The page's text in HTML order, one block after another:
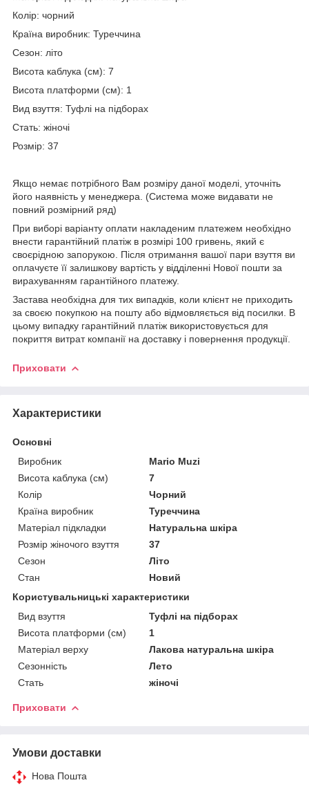
Колір: чорний
Країна виробник: Туреччина
Сезон: літо
Висота каблука (см): 7
Висота платформи (см): 1
Вид взуття: Туфлі на підборах
Стать: жіночі
Розмір: 37
Якщо немає потрібного Вам розміру даної моделі, уточніть
його наявність у менеджера. (Система може видавати не
повний розмірний ряд)
При виборі варіанту оплати накладеним платежем необхідно
внести гарантійний платіж в розмірі 100 гривень, який є
своєрідною запорукою. Після отримання вашої пари взуття ви
оплачуєте її залишкову вартість у відділенні Нової пошти за
вирахуванням гарантійного платежу.
Застава необхідна для тих випадків, коли клієнт не приходить
за своєю покупкою на пошту або відмовляється від посилки. В
цьому випадку гарантійний платіж використовується для
покриття витрат компанії на доставку і повернення продукції.
Приховати
Характеристики
Основні
Виробник
Mario Muzi
Висота каблука (см)
7
Колір
Чорний
Країна виробник
Туреччина
Матеріал підкладки
Натуральна шкіра
Розмір жіночого взуття
37
Сезон
Літо
Стан
Новий
Користувальницькі характеристики
Вид взуття
Туфлі на підборах
Висота платформи (см)
1
Матеріал верху
Лакова натуральна шкіра
Сезонність
Лето
Стать
жіночі
Приховати
Умови доставки
Нова Пошта